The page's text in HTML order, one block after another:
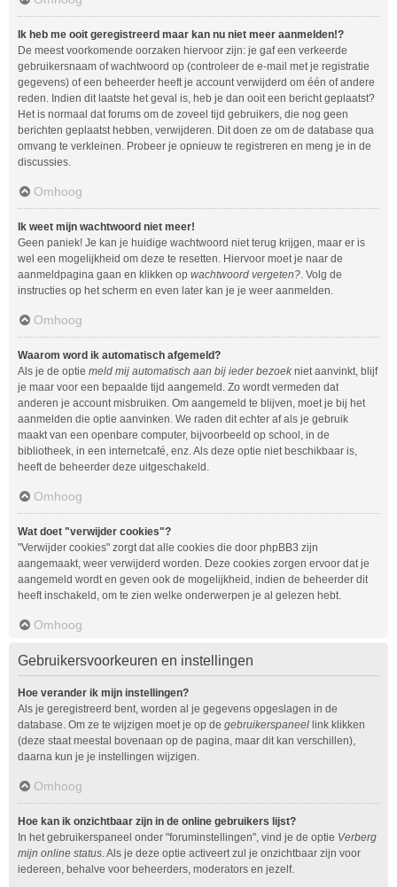
Ik heb me ooit geregistreerd maar kan nu niet meer aanmelden!?
De meest voorkomende oorzaken hiervoor zijn: je gaf een verkeerde
gebruikersnaam of wachtwoord op (controleer de e-mail met je registratie
gegevens) of een beheerder heeft je account verwijderd om één of andere
reden. Indien dit laatste het geval is, heb je dan ooit een bericht geplaatst?
Het is normaal dat forums om de zoveel tijd gebruikers, die nog geen
berichten geplaatst hebben, verwijderen. Dit doen ze om de database qua
omvang te verkleinen. Probeer je opnieuw te registreren en meng je in de
discussies.
Omhoog
Ik weet mijn wachtwoord niet meer!
Geen paniek! Je kan je huidige wachtwoord niet terug krijgen, maar er is
wel een mogelijkheid om deze te resetten. Hiervoor moet je naar de
aanmeldpagina gaan en klikken op wachtwoord vergeten?. Volg de
instructies op het scherm en even later kan je je weer aanmelden.
Omhoog
Waarom word ik automatisch afgemeld?
Als je de optie meld mij automatisch aan bij ieder bezoek niet aanvinkt, blijf
je maar voor een bepaalde tijd aangemeld. Zo wordt vermeden dat
anderen je account misbruiken. Om aangemeld te blijven, moet je bij het
aanmelden die optie aanvinken. We raden dit echter af als je gebruik
maakt van een openbare computer, bijvoorbeeld op school, in de
bibliotheek, in een internetcafé, enz. Als deze optie niet beschikbaar is,
heeft de beheerder deze uitgeschakeld.
Omhoog
Wat doet "verwijder cookies"?
"Verwijder cookies" zorgt dat alle cookies die door phpBB3 zijn
aangemaakt, weer verwijderd worden. Deze cookies zorgen ervoor dat je
aangemeld wordt en geven ook de mogelijkheid, indien de beheerder dit
heeft inschakeld, om te zien welke onderwerpen je al gelezen hebt.
Omhoog
Gebruikersvoorkeuren en instellingen
Hoe verander ik mijn instellingen?
Als je geregistreerd bent, worden al je gegevens opgeslagen in de
database. Om ze te wijzigen moet je op de gebruikerspaneel link klikken
(deze staat meestal bovenaan op de pagina, maar dit kan verschillen),
daarna kun je je instellingen wijzigen.
Omhoog
Hoe kan ik onzichtbaar zijn in de online gebruikers lijst?
In het gebruikerspaneel onder "foruminstellingen", vind je de optie Verberg
mijn online status. Als je deze optie activeert zul je onzichtbaar zijn voor
iedereen, behalve voor beheerders, moderators en jezelf.